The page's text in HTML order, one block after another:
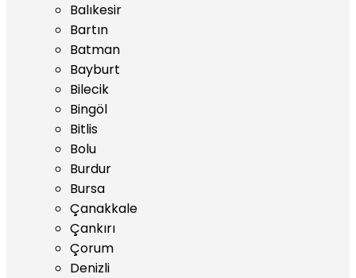
Balıkesir
Bartın
Batman
Bayburt
Bilecik
Bingöl
Bitlis
Bolu
Burdur
Bursa
Çanakkale
Çankırı
Çorum
Denizli